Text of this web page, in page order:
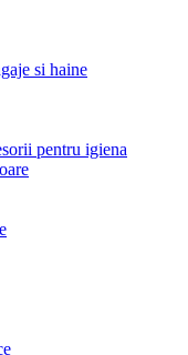
si haine
pentru igiena